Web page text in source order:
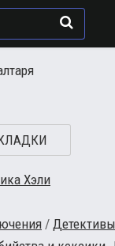
Хэли
/ Детективы